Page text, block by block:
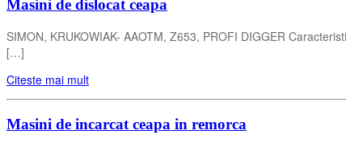
Masini de dislocat ceapa
SIMON, KRUKOWIAK- AAOTM, Z653, PROFI DIGGER
[…]
Citeste mai mult
Masini de incarcat ceapa in remorca